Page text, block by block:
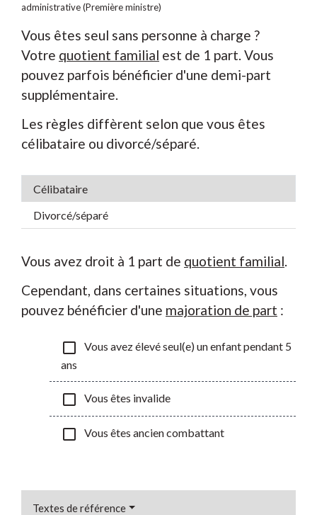
administrative (Première ministre)
Vous êtes seul sans personne à charge ?
Votre quotient familial est de 1 part. Vous
pouvez parfois bénéficier d'une demi-part
supplémentaire.
Les règles diffèrent selon que vous êtes
célibataire ou divorcé/séparé.
Célibataire
Divorcé/séparé
Vous avez droit à 1 part de quotient familial.
Cependant, dans certaines situations, vous
pouvez bénéficier d'une majoration de part :
check_box_outline_blank
Vous avez élevé seul(e) un enfant pendant 5
ans
check_box_outline_blank Vous êtes invalide
check_box_outline_blank Vous êtes ancien combattant
Textes de référence